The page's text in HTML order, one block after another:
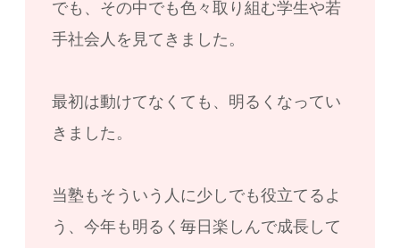
でも、その中でも色々取り組む学生や若
手社会人を見てきました。
最初は動けてなくても、明るくなってい
きました。
当塾もそういう人に少しでも役立てるよ
う、今年も明るく毎日楽しんで成長して